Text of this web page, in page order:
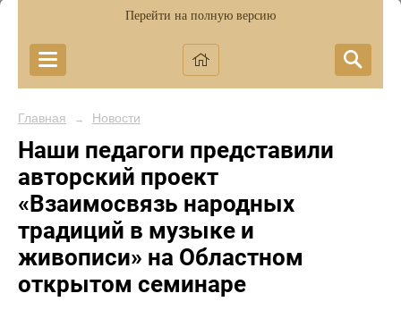
Перейти на полную версию
Главная → Новости
Наши педагоги представили
авторский проект
«Взаимосвязь народных
традиций в музыке и
живописи» на Областном
открытом семинаре